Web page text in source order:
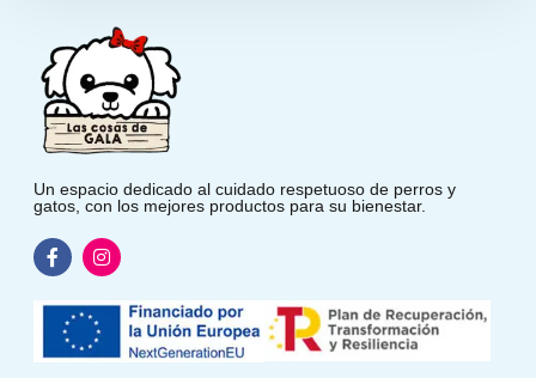
Un espacio dedicado al cuidado respetuoso de perros y
gatos, con los mejores productos para su bienestar.